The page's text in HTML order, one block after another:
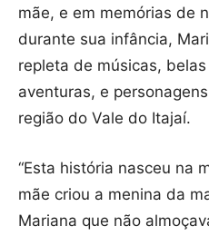
mãe, e em memórias de
durante sua infância,
repleta de músicas,
aventuras, e
região do Vale do Itajaí.
“Esta história nasceu na
mãe criou a menina da
Mariana que não